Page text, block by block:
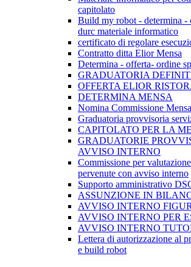
capitolato
Build my robot - determina -
durc materiale informatico
certificato di regolare
Contratto ditta Elior Mensa
Determina - offerta- ordine
GRADUATORIA
OFFERTA ELIOR
DETERMINA MENSA
Nomina Commissione Mensa
Graduatoria provvisoria
CAPITOLATO PER LA
GRADUATORIE
AVVISO INTERNO
Commissione per
pervenute con avviso interno
Supporto amministrativo
ASSUNZIONE IN
AVVISO INTERNO
AVVISO INTERNO PER
AVVISO INTERNO
Lettera di autorizzazione al
e build robot